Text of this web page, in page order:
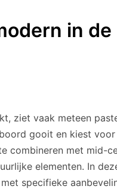
in
ziet vaak meteen
gooit en kiest
combineren met mid-
elementen. In
specifieke